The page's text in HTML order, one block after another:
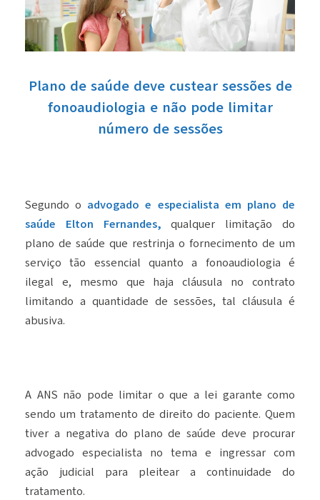
Plano de saúde deve custear sessões de
fonoaudiologia e não pode limitar
número de sessões
Segundo o advogado e especialista em plano de
saúde Elton Fernandes, qualquer limitação do
plano de saúde que restrinja o fornecimento de um
serviço tão essencial quanto a fonoaudiologia é
ilegal e, mesmo que haja cláusula no contrato
limitando a quantidade de sessões, tal cláusula é
abusiva.
A ANS não pode limitar o que a lei garante como
sendo um tratamento de direito do paciente. Quem
tiver a negativa do plano de saúde deve procurar
advogado especialista no tema e ingressar com
ação judicial para pleitear a continuidade do
tratamento.